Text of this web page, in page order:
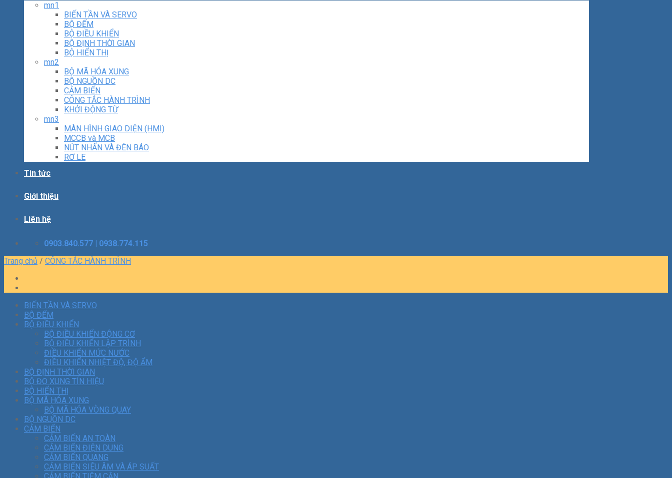
mn1
BIẾN TẦN VÀ SERVO
BỘ ĐẾM
BỘ ĐIỀU KHIỂN
BỘ ĐỊNH THỜI GIAN
BỘ HIỂN THỊ
mn2
BỘ MÃ HÓA XUNG
BỘ NGUỒN DC
CẢM BIẾN
CÔNG TẮC HÀNH TRÌNH
KHỞI ĐỘNG TỪ
mn3
MÀN HÌNH GIAO DIỆN (HMI)
MCCB và MCB
NÚT NHẤN VÀ ĐÈN BÁO
RƠ LE
Tin tức
Giới thiệu
Liên hệ
0903.840.577 | 0938.774.115
Trang chủ / CÔNG TẮC HÀNH TRÌNH
BIẾN TẦN VÀ SERVO
BỘ ĐẾM
BỘ ĐIỀU KHIỂN
BỘ ĐIỀU KHIỂN ĐỘNG CƠ
BỘ ĐIỀU KHIỂN LẬP TRÌNH
ĐIỀU KHIỂN MỨC NƯỚC
ĐIỀU KHIỂN NHIỆT ĐỘ, ĐỘ ẨM
BỘ ĐỊNH THỜI GIAN
BỘ ĐO XUNG TÍN HIỆU
BỘ HIỂN THỊ
BỘ MÃ HÓA XUNG
BỘ MÃ HÓA VÒNG QUAY
BỘ NGUỒN DC
CẢM BIẾN
CẢM BIẾN AN TOÀN
CẢM BIẾN ĐIỆN DUNG
CẢM BIẾN QUANG
CẢM BIẾN SIÊU ÂM VÀ ÁP SUẤT